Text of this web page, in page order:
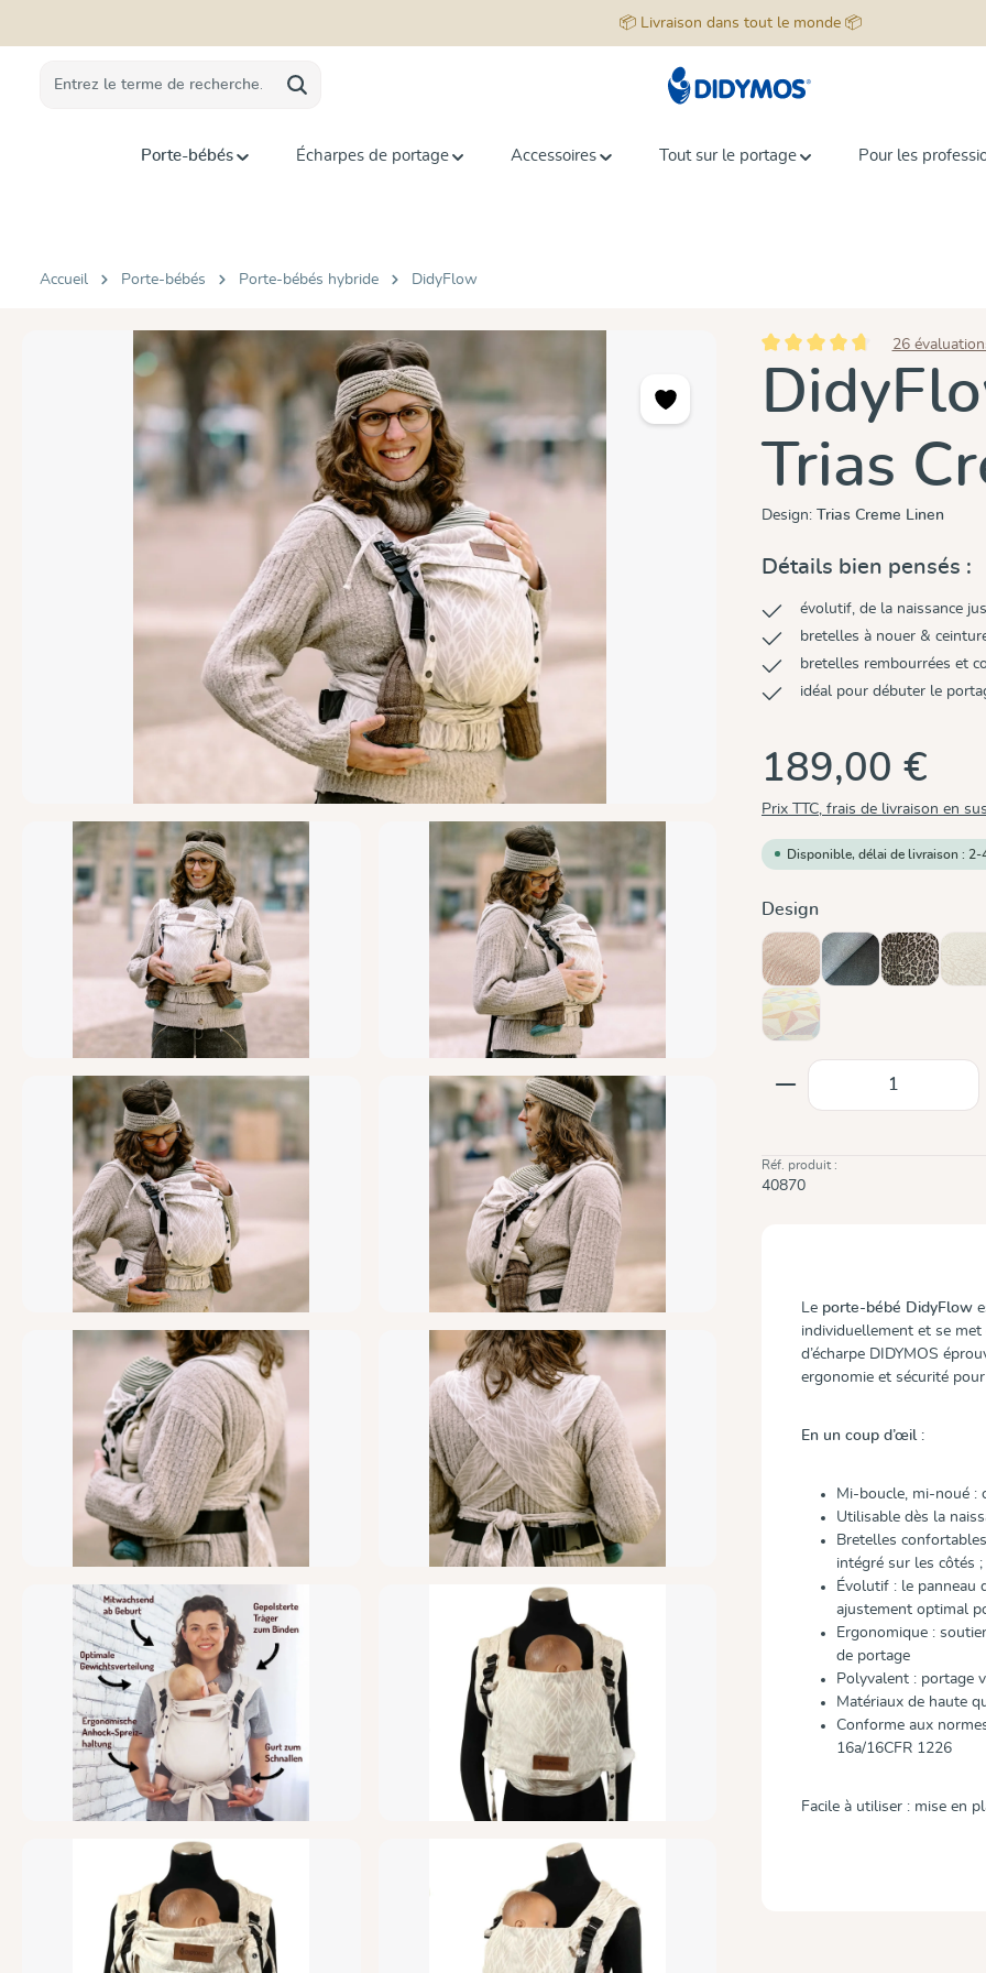
📦 Livraison dans tout le monde 📦
Porte-bébés Écharpes de portage Accessoires Tout sur le portage Pour les
Accueil Porte-bébés Porte-bébés hybride DidyFlow
Ignorer la galerie d'images
Note moyenne de 4.8 sur 5
26
Trias
Design: Trias Creme Linen
Détails bien pensés :
évolutif, de la naissance
bretelles à nouer &
bretelles rembourrées et
idéal pour débuter le
189,00 €
Prix TTC, frais de livraison en sus
Disponible, délai de livraison : 2-
Sélectionnez
Design
CinnamonDoubleface
Leo
Zephyr
(Cette option n'est pas
Quantité de
Réf. produit :
40870
Le porte-bébé DidyFlow
individuellement et se
d’écharpe DIDYMOS
ergonomie et sécurité
En un coup d’œil :
Mi-boucle, mi-noué :
Utilisable dès la
Bretelles
intégré sur les côtés
Évolutif : le panneau
ajustement optimal
Ergonomique :
de portage
Polyvalent : portage
Matériaux de haute
Conforme aux
16a/16CFR 1226
Facile à utiliser : mise en